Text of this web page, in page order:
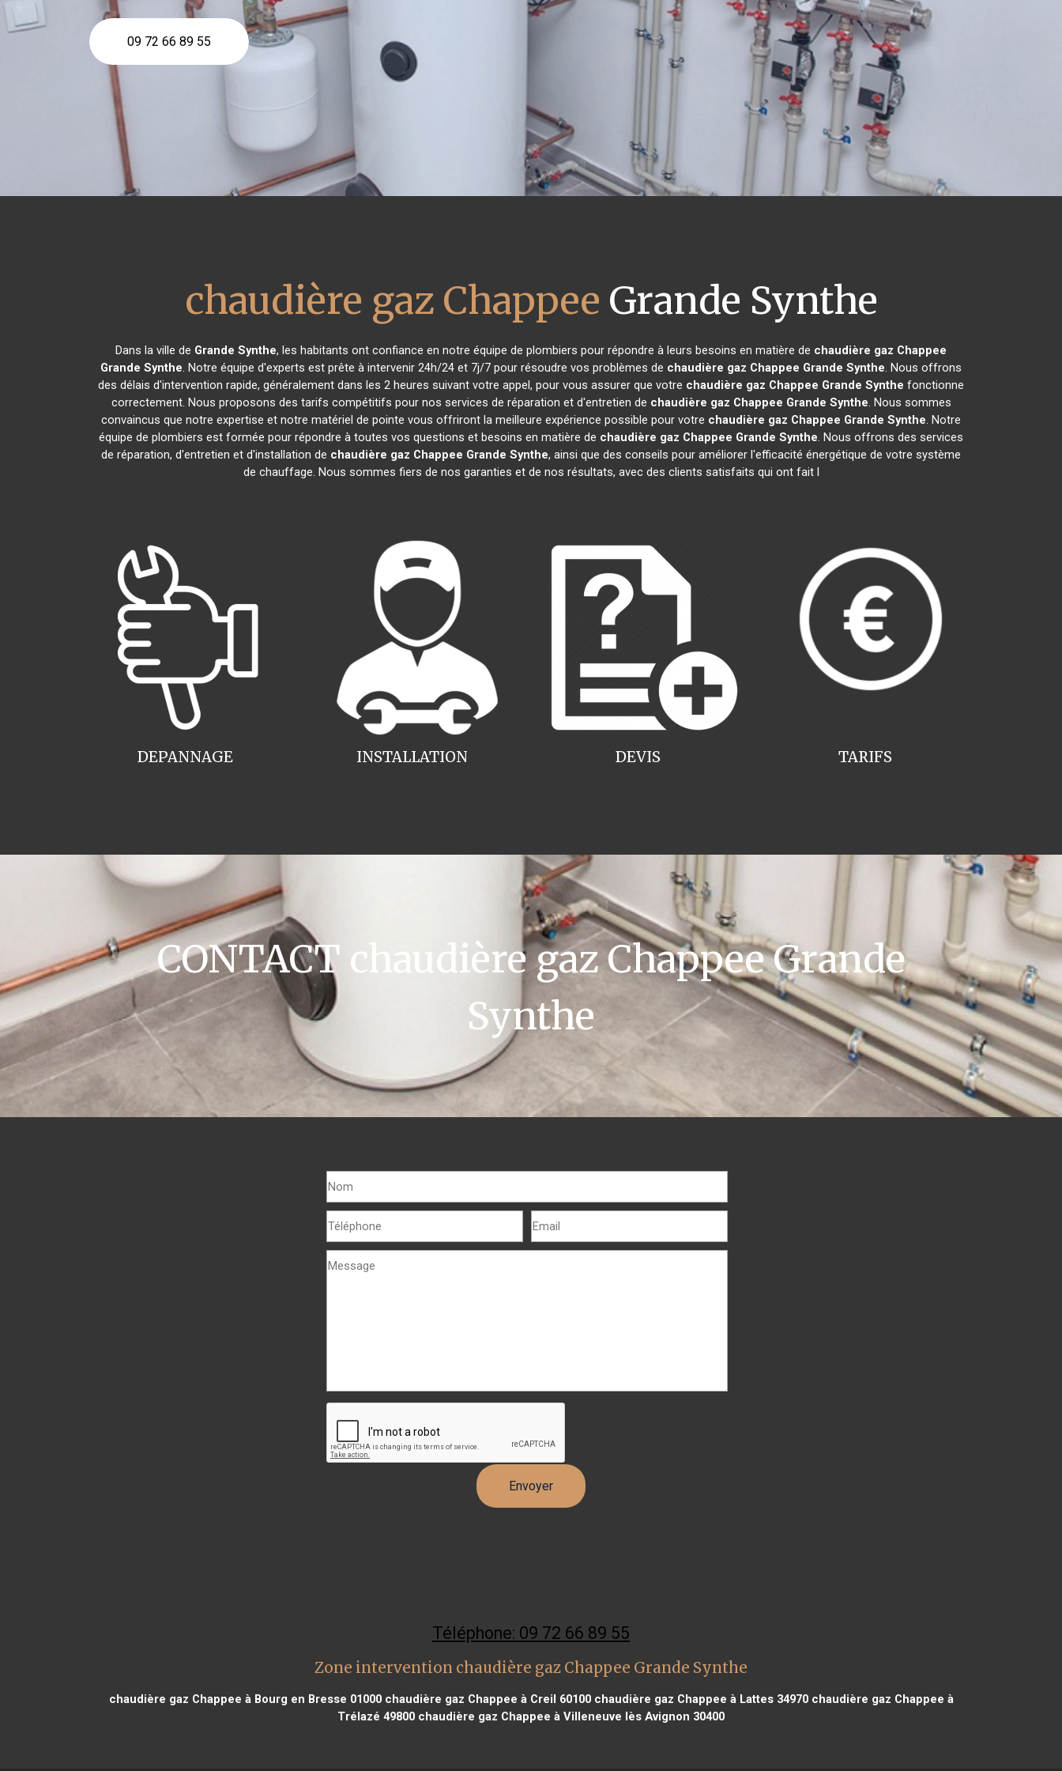
09 72 66 89 55
chaudière gaz Chappee Grande Synthe
Dans la ville de Grande Synthe, les habitants ont confiance en notre équipe de plombiers pour répondre à leurs besoins en matière de chaudière gaz Chappee
Grande Synthe. Notre équipe d'experts est prête à intervenir 24h/24 et 7j/7 pour résoudre vos problèmes de chaudière gaz Chappee Grande Synthe. Nous offrons
des délais d'intervention rapide, généralement dans les 2 heures suivant votre appel, pour vous assurer que votre chaudière gaz Chappee Grande Synthe fonctionne
correctement. Nous proposons des tarifs compétitifs pour nos services de réparation et d'entretien de chaudière gaz Chappee Grande Synthe. Nous sommes
convaincus que notre expertise et notre matériel de pointe vous offriront la meilleure expérience possible pour votre chaudière gaz Chappee Grande Synthe. Notre
équipe de plombiers est formée pour répondre à toutes vos questions et besoins en matière de chaudière gaz Chappee Grande Synthe. Nous offrons des services
de réparation, d'entretien et d'installation de chaudière gaz Chappee Grande Synthe, ainsi que des conseils pour améliorer l'efficacité énergétique de votre système
de chauffage. Nous sommes fiers de nos garanties et de nos résultats, avec des clients satisfaits qui ont fait l
INSTALLATION
DEPANNAGE TARIFS
DEVIS
CONTACT chaudière gaz Chappee Grande
Synthe
Téléphone: 09 72 66 89 55
Zone intervention chaudière gaz Chappee Grande Synthe
chaudière gaz Chappee à Bourg en Bresse 01000chaudière gaz Chappee à Creil 60100chaudière gaz Chappee à Lattes 34970chaudière gaz Chappee à
Trélazé 49800 chaudière gaz Chappee à Villeneuve lès Avignon 30400